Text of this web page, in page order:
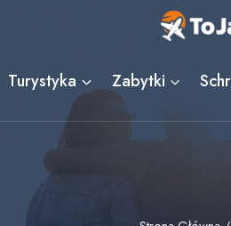
Turystyka Zabytki